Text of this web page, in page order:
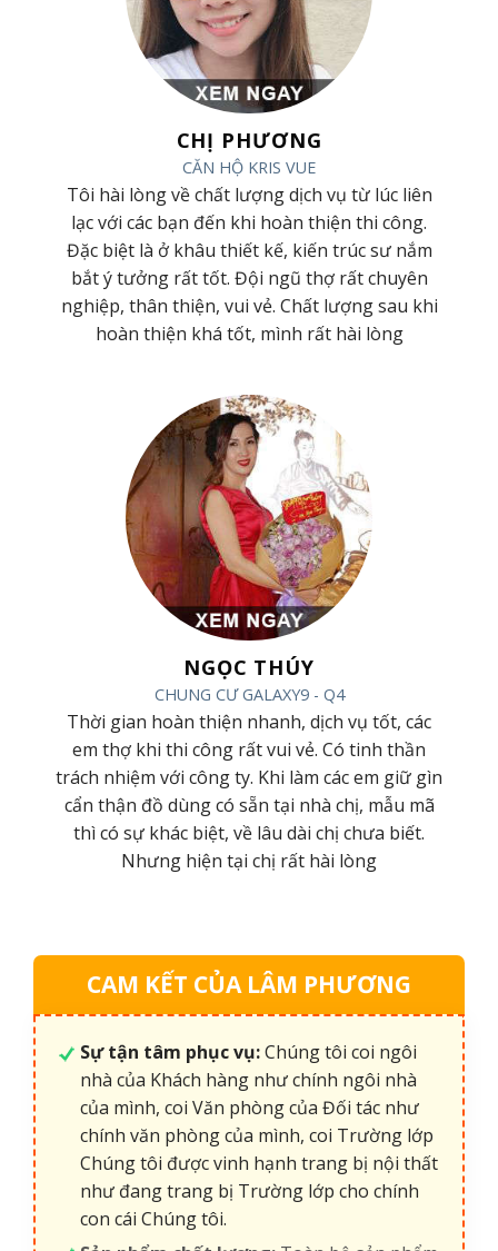
CHỊ PHƯƠNG
CĂN HỘ KRIS VUE
Tôi hài lòng về chất lượng dịch vụ từ lúc liên
lạc với các bạn đến khi hoàn thiện thi công.
Đặc biệt là ở khâu thiết kế, kiến trúc sư nắm
bắt ý tưởng rất tốt. Đội ngũ thợ rất chuyên
nghiệp, thân thiện, vui vẻ. Chất lượng sau khi
hoàn thiện khá tốt, mình rất hài lòng
NGỌC THÚY
CHUNG CƯ GALAXY9 - Q4
Thời gian hoàn thiện nhanh, dịch vụ tốt, các
em thợ khi thi công rất vui vẻ. Có tinh thần
trách nhiệm với công ty. Khi làm các em giữ gìn
cẩn thận đồ dùng có sẵn tại nhà chị, mẫu mã
thì có sự khác biệt, về lâu dài chị chưa biết.
Nhưng hiện tại chị rất hài lòng
CAM KẾT CỦA LÂM PHƯƠNG
Sự tận tâm phục vụ:Chúng tôi coi ngôi
nhà của Khách hàng như chính ngôi nhà
của mình, coi Văn phòng của Đối tác như
chính văn phòng của mình, coi Trường lớp
Chúng tôi được vinh hạnh trang bị nội thất
như đang trang bị Trường lớp cho chính
con cái Chúng tôi.